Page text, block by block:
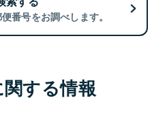
番号をお調べします。
する情報